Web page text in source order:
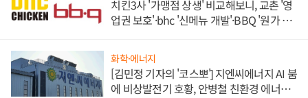
치킨3사 '가맹점 상생' 비교해보니, 교촌 '영
업권 보호'·bhc '신메뉴 개발'·BBQ '원가 부
화학·에너지
[김민정 기자의 '코스뽀'] 지엔씨에너지 AI 붐
에 비상발전기 호황, 안병철 친환경 에너지